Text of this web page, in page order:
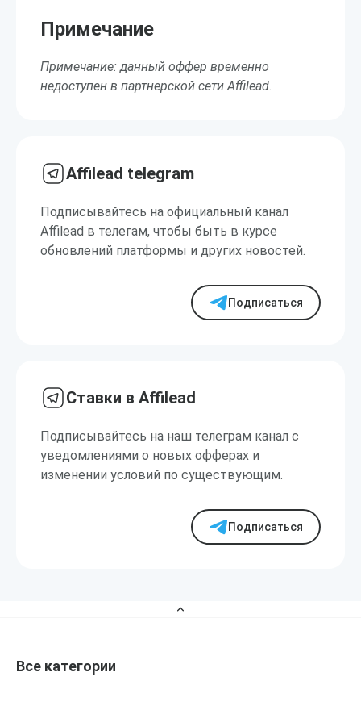
Примечание
Примечание: данный оффер временно
недоступен в партнерской сети Affilead.
Affilead telegram
Подписывайтесь на официальный канал
Affilead в телегам, чтобы быть в курсе
обновлений платформы и других новостей.
Подписаться
Ставки в Affilead
Подписывайтесь на наш телеграм канал с
уведомлениями о новых офферах и
изменении условий по существующим.
Подписаться
Все категории